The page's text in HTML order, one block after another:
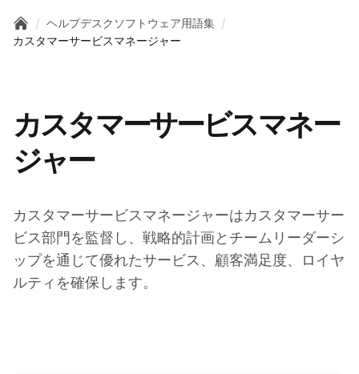
Home
/ ヘルプデスクソフトウェア用語集 /
カスタマーサービスマネージャー
カスタマーサービスマネー
ジャー
カスタマーサービスマネージャーはカスタマーサー
ビス部門を監督し、戦略的計画とチームリーダーシ
ップを通じて優れたサービス、顧客満足度、ロイヤ
ルティを確保します。